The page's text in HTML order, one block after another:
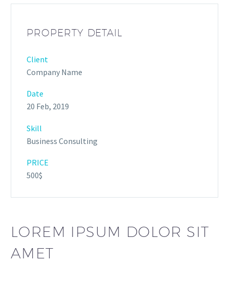
PROPERTY DETAIL
Client
Company Name
Date
20 Feb, 2019
Skill
Business Consulting
PRICE
500$
LOREM IPSUM DOLOR SIT
AMET